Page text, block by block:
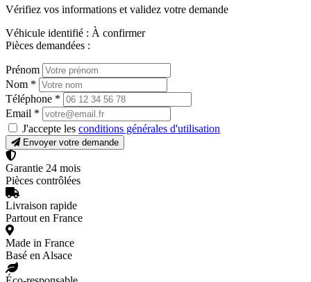
Vérifiez vos informations et validez votre demande
Véhicule identifié : À confirmer
Pièces demandées :
Prénom
Nom *
Téléphone *
Email *
J'accepte les conditions générales d'utilisation
Envoyer votre demande
Garantie 24 mois
Pièces contrôlées
Livraison rapide
Partout en France
Made in France
Basé en Alsace